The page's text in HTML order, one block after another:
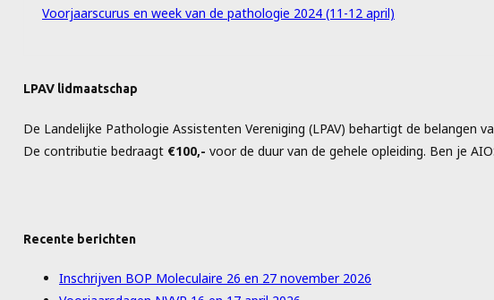
Voorjaarscurus en week van de pathologie 2024 (11-12 april)
LPAV lidmaatschap
De Landelijke Pathologie Assistenten Vereniging (LPAV) behartigt de belangen
De contributie bedraagt €100,- voor de duur van de gehele opleiding. Ben je
Recente berichten
Inschrijven BOP Moleculaire 26 en 27 november 2026